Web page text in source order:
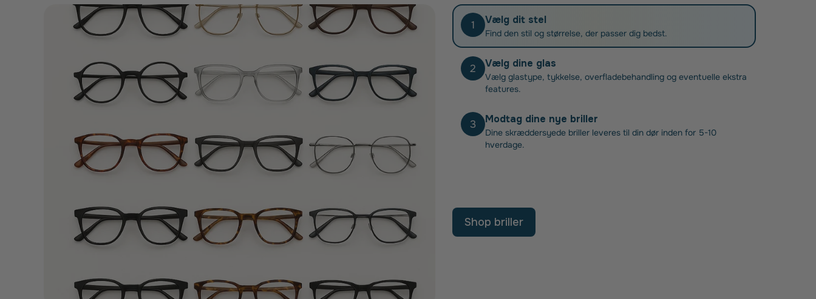
1 Vælg dit stel
Find den stil og størrelse, der passer dig bedst.
2 Vælg dine glas
Vælg glastype, tykkelse, overfladebehandling og eventuelle ekstra
features.
3 Modtag dine nye briller
Dine skræddersyede briller leveres til din dør inden for 5-10
hverdage.
Shop briller